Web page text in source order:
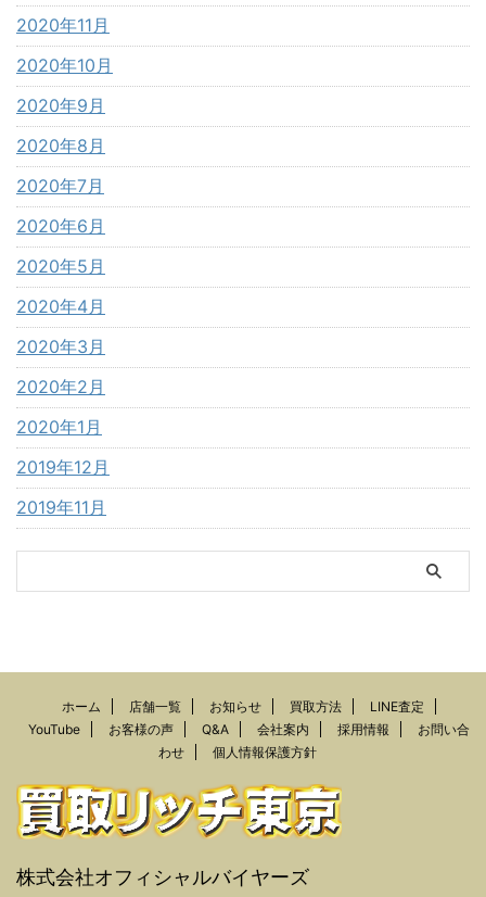
2020年11月
2020年10月
2020年9月
2020年8月
2020年7月
2020年6月
2020年5月
2020年4月
2020年3月
2020年2月
2020年1月
2019年12月
2019年11月
ホーム 店舗一覧 お知らせ 買取方法
LINE査定
YouTube
お客様の声 Q&A 会社案内 採用情報
お問い合
わせ
個人情報保護方針
株式会社オフィシャルバイヤーズ